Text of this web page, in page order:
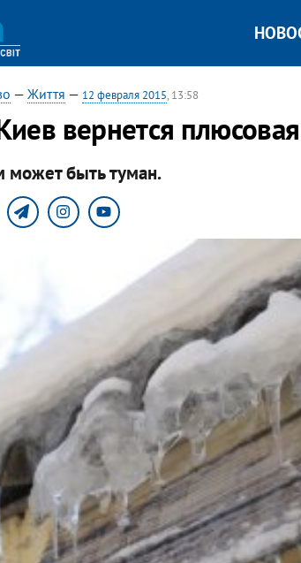
— Життя — 12 февраля 2015, 13:58
вернется
может быть туман.